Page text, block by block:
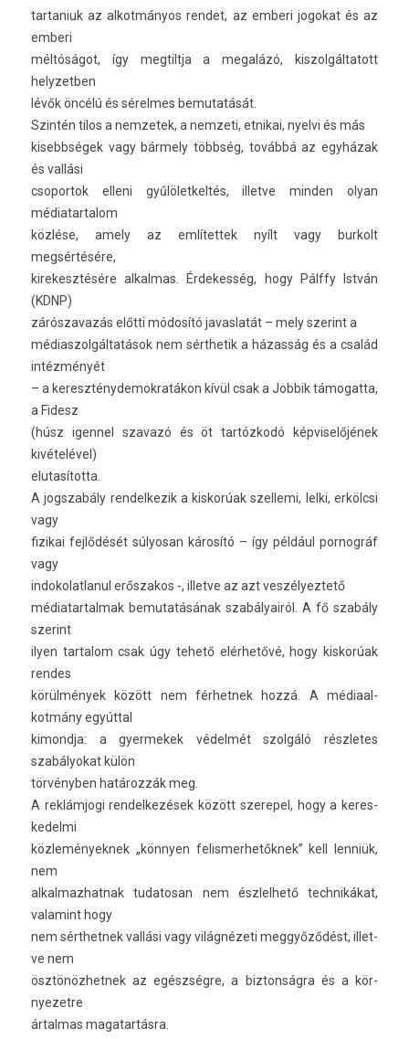
tar­taniuk az al­kot­mányos re­ndet, az em­beri jogokat és az
em­beri
méltóságot, így meg­tiltja a megalázó, kis­zolgál­tatott
helyzetb­en
lévők öncélú és sérel­mes be­mutatását.
Szintén tilos a nem­zetek, a nem­zeti, et­nikai, nyel­vi és más
kisebbségek vagy bármely többség, továbbá az egyházak
és vallási
csopor­tok el­leni gyűlölet­keltés, il­let­ve mind­en olyan
médiatar­talom
közlése, amely az em­lítet­tek nyílt vagy bur­kolt
megsértésére,
kirekesztésére al­kal­mas. Érdekes­ség, hogy Pálffy István
(KDNP)
zárós­zavazás előtti módosító javas­latát – mely szerint a
médias­zolgál­tatások nem sérthetik a házasság és a család
intézményét
– a kereszténydemok­ratákon kívül csak a Job­bik támogat­ta,
a Fidesz
(húsz igen­nel szavazó és öt tartózkodó kép­viselőjének
kivételével)
elutasítot­ta.
A jogszabá­ly re­ndel­kezik a kis­korúak szel­lemi, lelki, erkölcsi
vagy
fizikai fejlődését súlyosan károsító – így például por­nográf
vagy
in­dokolat­lanul erős­zakos -, il­let­ve az azt ves­zélyez­tető
médiatar­talmak be­mutatásának szabályairól. A fő szabály
szerint
ilyen tar­talom csak úgy tehető elérhetővé, hogy kis­korúak
re­ndes
körülmények között nem fér­hetnek hozzá. A médiaal­
kotmány egyúttal
kimondja: a gyer­mekek védelmét szolgáló részletes
szabályokat külön
törvényben határozzák meg.
A reklámjogi re­ndel­kezések között szerepel, hogy a keres­
kedel­mi
köz­lemények­nek „könnyen felis­merhetők­nek” kell lenniük,
nem
al­kal­mazhat­nak tudatosan nem észlel­hető tech­nikákat,
valamint hogy
nem sérthet­nek vallási vagy világnézeti meggyőződést, il­let­
ve nem
ösztönöz­hetnek az egészségre, a bi­zton­ságra és a kör­
nyezet­re
ártal­mas magatar­tásra.